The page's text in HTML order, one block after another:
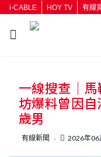
i-CABLE HOY TV 有線
一線搜查｜
坊爆料曾因
歲男
有線新聞 2026年06